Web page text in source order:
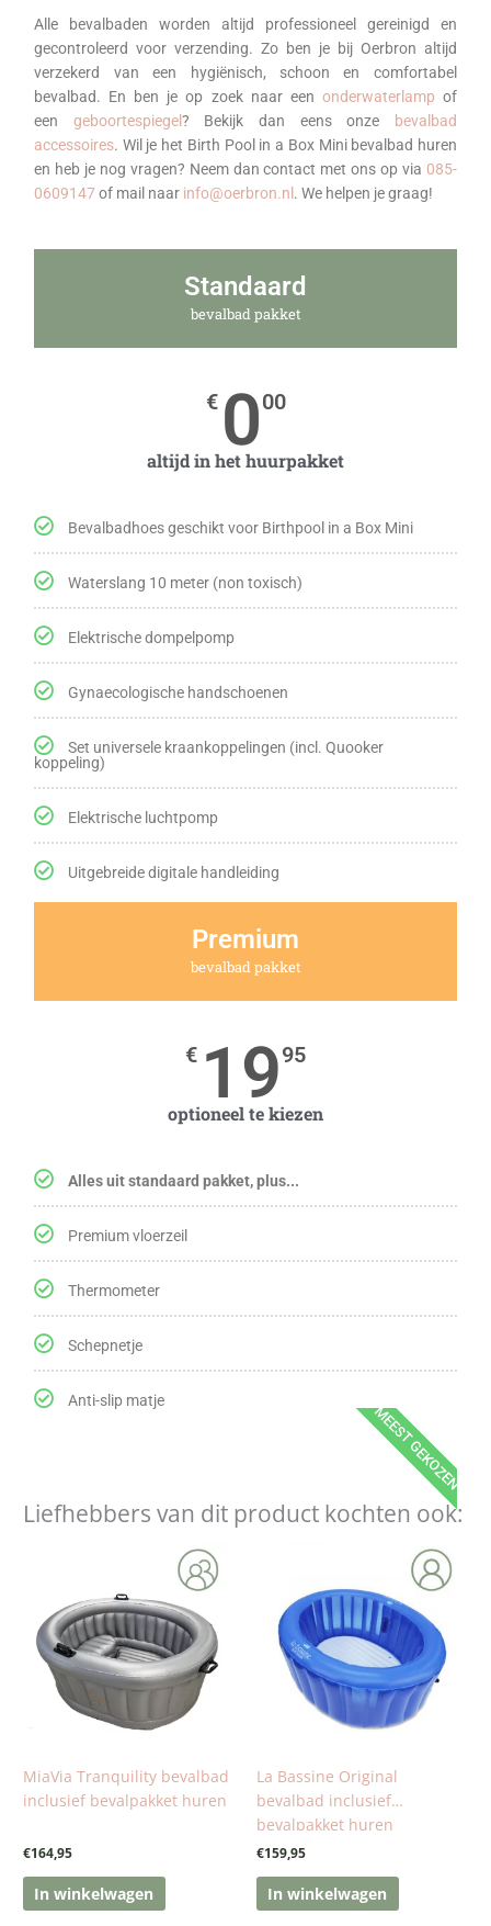
Alle bevalbaden worden altijd professioneel gereinigd en
gecontroleerd voor verzending. Zo ben je bij Oerbron altijd
verzekerd van een hygiënisch, schoon en comfortabel
bevalbad. En ben je op zoek naar een onderwaterlamp of
een geboortespiegel? Bekijk dan eens onze
bevalbad
accessoires. Wil je het Birth Pool in a Box Mini bevalbad huren
en heb je nog vragen? Neem dan contact met ons op via 085-
0609147 of mail naar info@oerbron.nl . We helpen je graag!
Standaard
bevalbad pakket
€ 000
altijd in het huurpakket
Bevalbadhoes geschikt voor Birthpool in a Box Mini
Waterslang 10 meter (non toxisch)
Elektrische dompelpomp
Gynaecologische handschoenen
Set universele kraankoppelingen (incl. Quooker
koppeling)
Elektrische luchtpomp
Uitgebreide digitale handleiding
Premium
bevalbad pakket
€ 1995
optioneel te kiezen
Alles uit standaard pakket, plus...
Premium vloerzeil
Thermometer
Schepnetje
Anti-slip matje
MEEST GEKOZEN
Liefhebbers van dit product kochten ook:
MiaVia Tranquility bevalbad
inclusief bevalpakket huren
€164,95
In winkelwagen
La Bassine Original
bevalbad inclusief
bevalpakket huren
€159,95
In winkelwagen